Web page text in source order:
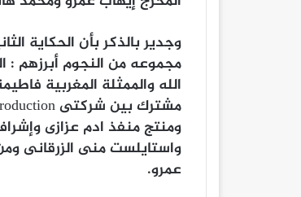
مجموعه من النجوم أبرزهم :
الله والممثلة المغربية
ومنتج منفذ ادم عزازى
واستايلست منى الزرقانى
عمرو.